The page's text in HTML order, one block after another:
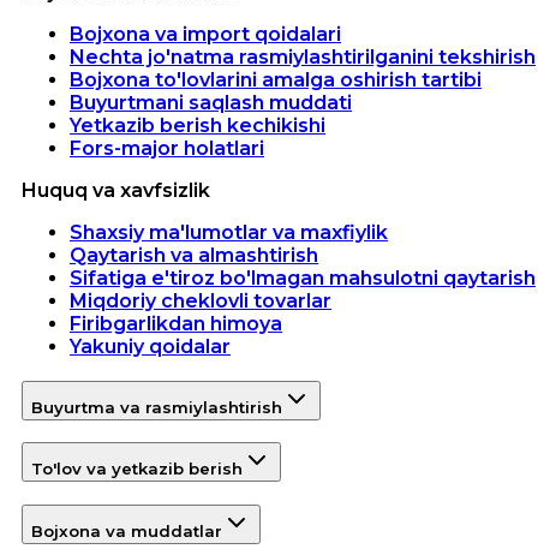
Bojxona va import qoidalari
Nechta jo'natma rasmiylashtirilganini tekshirish
Bojxona to'lovlarini amalga oshirish tartibi
Buyurtmani saqlash muddati
Yetkazib berish kechikishi
Fors-major holatlari
Huquq va xavfsizlik
Shaxsiy ma'lumotlar va maxfiylik
Qaytarish va almashtirish
Sifatiga e'tiroz bo'lmagan mahsulotni qaytarish
Miqdoriy cheklovli tovarlar
Firibgarlikdan himoya
Yakuniy qoidalar
Buyurtma va rasmiylashtirish
To'lov va yetkazib berish
Bojxona va muddatlar